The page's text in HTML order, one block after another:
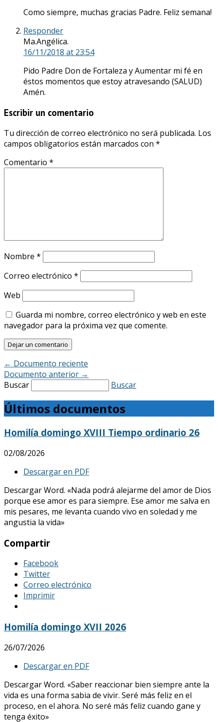
Como siempre, muchas gracias Padre. Feliz semana!
Responder
Ma.Angélica.
16/11/2018 at 23:54
Pido Padre Don de Fortaleza y Aumentar mi fé en
éstos momentos que estoy atravesando (SALUD)
Amén.
Escribir un comentario
Tu dirección de correo electrónico no será publicada. Los
campos obligatorios están marcados con *
Comentario *
Nombre *
Correo electrónico *
Web
Guarda mi nombre, correo electrónico y web en este
navegador para la próxima vez que comente.
← Documento reciente
Documento anterior →
Buscar
Buscar
Últimos documentos
Homilía domingo XVIII Tiempo ordinario 26
02/08/2026
Descargar en PDF
Descargar Word. «Nada podrá alejarme del amor de Dios
porque ese amor es para siempre. Ese amor me salva en
mis pesares, me levanta cuando vivo en soledad y me
angustia la vida»
Compartir
Facebook
Twitter
Correo electrónico
Imprimir
Homilía domingo XVII 2026
26/07/2026
Descargar en PDF
Descargar Word. «Saber reaccionar bien siempre ante la
vida es una forma sabia de vivir. Seré más feliz en el
proceso, en el ahora. No seré más feliz cuando gane y
tenga éxito»